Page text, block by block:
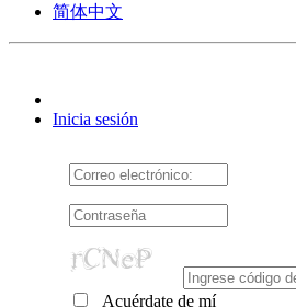
简体中文
Inicia sesión
Acuérdate de mí